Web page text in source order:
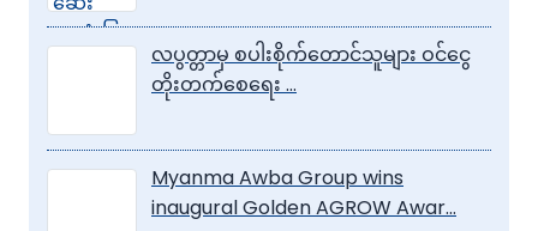
လပွတ္တာမှ စပါးစိုက်တောင်သူများ ဝင်ငွေ
တိုးတက်စေရေး …
Myanma Awba Group wins
inaugural Golden AGROW Awar…